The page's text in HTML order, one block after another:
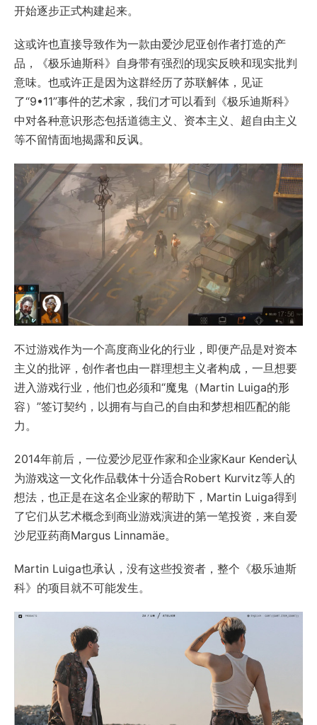
开始逐步正式构建起来。
这或许也直接导致作为一款由爱沙尼亚创作者打造的产
品，《极乐迪斯科》自身带有强烈的现实反映和现实批判
意味。也或许正是因为这群经历了苏联解体，见证
了“9•11”事件的艺术家，我们才可以看到《极乐迪斯科》
中对各种意识形态包括道德主义、资本主义、超自由主义
等不留情面地揭露和反讽。
不过游戏作为一个高度商业化的行业，即便产品是对资本
主义的批评，创作者也由一群理想主义者构成，一旦想要
进入游戏行业，他们也必须和“魔鬼（Martin Luiga的形
容）”签订契约，以拥有与自己的自由和梦想相匹配的能
力。
2014年前后，一位爱沙尼亚作家和企业家Kaur Kender认
为游戏这一文化作品载体十分适合Robert Kurvitz等人的
想法，也正是在这名企业家的帮助下，Martin Luiga得到
了它们从艺术概念到商业游戏演进的第一笔投资，来自爱
沙尼亚药商Margus Linnamäe。
Martin Luiga也承认，没有这些投资者，整个《极乐迪斯
科》的项目就不可能发生。